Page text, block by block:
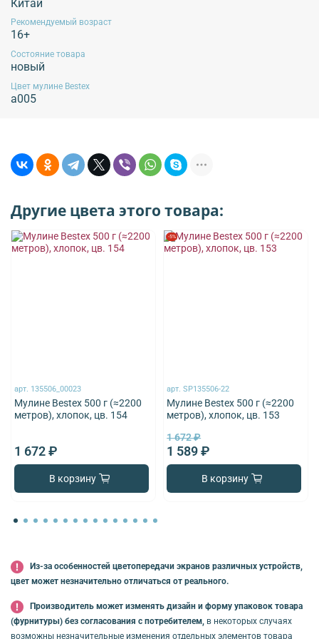
Китай
Рекомендуемый возраст
16+
Состояние товара
новый
Цвет мулине Bestex
а005
Другие цвета этого товара:
арт. 135506_00023
Мулине Bestex 500 г (≈2200
метров), хлопок, цв. 154
1 672 ₽
В корзину
-5%
арт.SP135506-22
Мулине Bestex 500 г (≈2200
метров), хлопок, цв. 153
1 672 ₽
1 589 ₽
В корзину
Из-за особенностей цветопередачи экранов различных устройств,
цвет может незначительно отличаться от реального.
Производитель может изменять дизайн и форму упаковок товара
(фурнитуры) без согласования с потребителем, в некоторых случаях
возможны незначительные изменения отдельных элементов товара